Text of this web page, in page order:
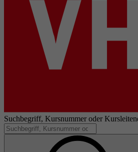
Suchbegriff, Kursnummer oder